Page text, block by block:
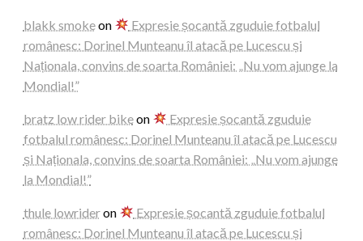
blakk smokeon
Expresie șocantă zguduie fotbalul
românesc: Dorinel Munteanu îl atacă pe Lucescu și
Naționala, convins de soarta României: „Nu vom ajunge la
Mondial!”
bratz low rider bikeon
Expresie șocantă zguduie
fotbalul românesc: Dorinel Munteanu îl atacă pe Lucescu
și Naționala, convins de soarta României: „Nu vom ajunge
la Mondial!”
thule lowrideron
Expresie șocantă zguduie fotbalul
românesc: Dorinel Munteanu îl atacă pe Lucescu și